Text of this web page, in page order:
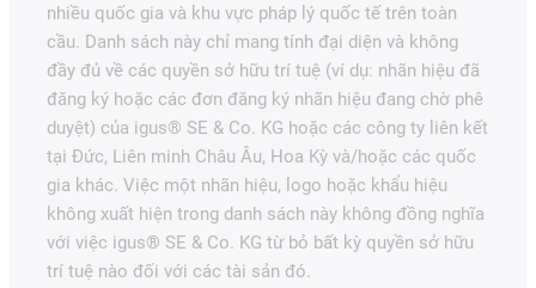
nhiều quốc gia và khu vực pháp lý quốc tế trên toàn
cầu. Danh sách này chỉ mang tính đại diện và không
đầy đủ về các quyền sở hữu trí tuệ (ví dụ: nhãn hiệu đã
đăng ký hoặc các đơn đăng ký nhãn hiệu đang chờ phê
duyệt) của igus® SE & Co. KG hoặc các công ty liên kết
tại Đức, Liên minh Châu Âu, Hoa Kỳ và/hoặc các quốc
gia khác. Việc một nhãn hiệu, logo hoặc khẩu hiệu
không xuất hiện trong danh sách này không đồng nghĩa
với việc igus® SE & Co. KG từ bỏ bất kỳ quyền sở hữu
trí tuệ nào đối với các tài sản đó.